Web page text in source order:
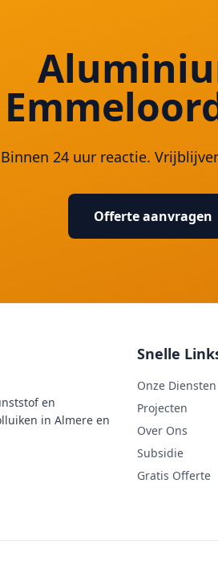
Binnen 24 uur reactie.
Offerte aanvragen
en
in Almere en
Snelle
Onze Diensten
Projecten
Over Ons
Subsidie
Gratis Offerte